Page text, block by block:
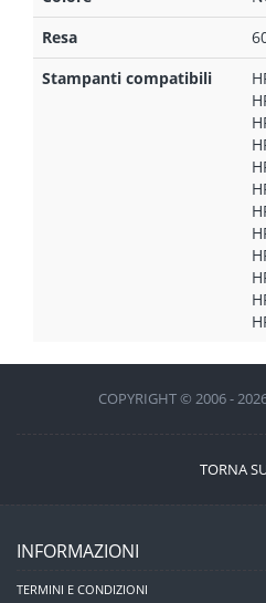
Resa
Stampanti compatibili
COPYRIGHT © 2006 -
TORNA
INFORMAZIONI
TERMINI E CONDIZIONI